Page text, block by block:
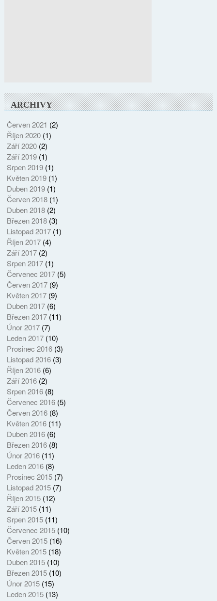
ARCHIVY
Červen 2021 (2)
Říjen 2020(1)
Září 2020(2)
Září 2019(1)
Srpen 2019(1)
Květen 2019(1)
Duben 2019(1)
Červen 2018(1)
Duben 2018(2)
Březen 2018(3)
Listopad 2017(1)
Říjen 2017(4)
Září 2017(2)
Srpen 2017(1)
Červenec 2017(5)
Červen 2017(9)
Květen 2017(9)
Duben 2017(6)
Březen 2017(11)
Únor 2017(7)
Leden 2017(10)
Prosinec 2016(3)
Listopad 2016(3)
Říjen 2016(6)
Září 2016(2)
Srpen 2016(8)
Červenec 2016(5)
Červen 2016(8)
Květen 2016(11)
Duben 2016(6)
Březen 2016(8)
Únor 2016(11)
Leden 2016(8)
Prosinec 2015(7)
Listopad 2015(7)
Říjen 2015(12)
Září 2015(11)
Srpen 2015(11)
Červenec 2015(10)
Červen 2015(16)
Květen 2015(18)
Duben 2015(10)
Březen 2015(10)
Únor 2015(15)
Leden 2015(13)